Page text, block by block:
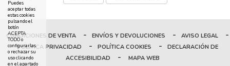
CONDICIONES DE VENTA - ENVÍOS Y DEVOLUCIONES - AVISO LEGAL -
POLÍTICA PRIVACIDAD - POLÍTICA COOKIES -
DECLARACIÓN DE
ACCESIBILIDAD
- MAPA WEB
Puedes
aceptar todas
estas cookies
pulsando el
botón
ACEPTA
TODO o
configurarlas
o rechazar su
uso clicando
en el apartado